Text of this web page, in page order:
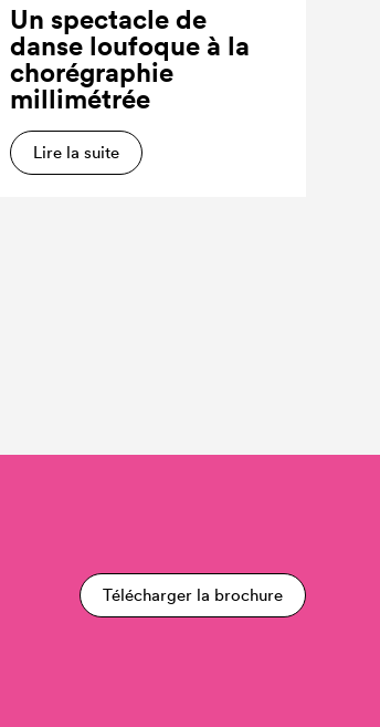
Un spectacle de
danse loufoque à la
chorégraphie
millimétrée
Lire la suite
Télécharger la brochure